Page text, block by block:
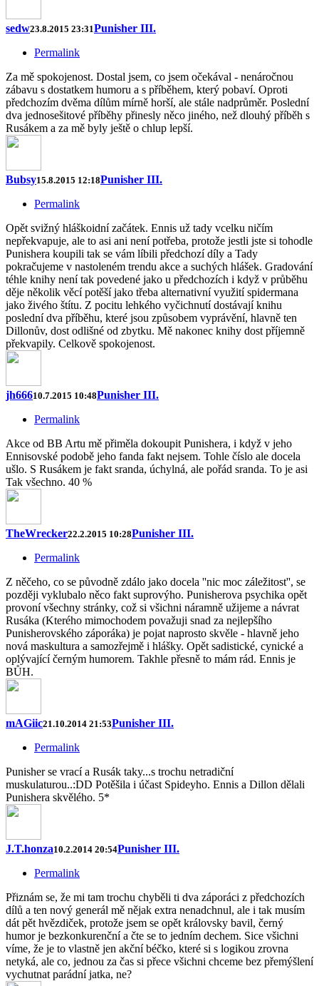
sedw23.8.2015 23:31Punisher III.
Permalink
Za mě spokojenost. Dostal jsem, co jsem očekával - nenáročnou
zábavu s dostatkem humoru a s příběhem, který pobaví. Oproti
předchozím dvěma dílům mírně horší, ale stále nadprůměr. Poslední
dva jednosešitové příběhy přinesly něco jiného, než dlouhý příběh s
Rusákem a za mě byly ještě o chlup lepší.
Bubsy15.8.2015 12:18Punisher III.
Permalink
Opět svižný hláškoidní začátek. Ennis už tady vcelku ničím
nepřekvapuje, ale to asi ani není potřeba, protože jestli jste si tohodle
Punishera koupili tak se vám líbili předchozí díly a Tady
pokračujeme v nastoleném trendu akce a suchých hlášek. Gradování
téhle knihy není tak povedené jako u předchozích i když v průběhu
děje několik věcí potěší jako třeba alternativní využití spidermana
jako živého štítu. Z pocitu lehkého vyčichnutí dostávají knihu
poslední dva příběhu, které jsou způsobem vyprávění, hlavně ten
Dillonův, dost odlišné od zbytku. Mě nakonec knihy dost příjemně
překvapily. Celkově spokojenost.
jh66610.7.2015 10:48Punisher III.
Permalink
Akce od BB Artu mě přiměla dokoupit Punishera, i když v jeho
Ennisovské podobě jeho fanda fakt nejsem. Tohle číslo ale docela
ušlo. S Rusákem je fakt sranda, úchylná, ale pořád sranda. To je asi
Tak všechno. 40 %
TheWrecker22.2.2015 10:28Punisher III.
Permalink
Z něčeho, co se původně zdálo jako docela ''nic moc záležitost'', se
později vyklubalo něco fakt suprovýho. Punisherova psychika opět
provoní všechny stránky, což si všichni náramně užijeme a návrat
Rusáka (Kterého mimochodem považuji snad za nejlepšího
Punisherovského záporáka) je pojat naprosto skvěle - hlavně jeho
nová maskultura a samozřejmě i hlášky. Opět sadistické, cynické a
oplývající černým humorem. Takhle přesně to mám rád. Ennis je
BŮH.
mAGiic21.10.2014 21:53Punisher III.
Permalink
Punisher se vrací a Rusák taky...s trochu netradiční
muskulaturou..:DD Potěšila i účast Spideyho. Ennis a Dillon dělali
Punishera skvělého. 5*
J.T.honza10.2.2014 20:54Punisher III.
Permalink
Přiznám se, že mi tam trochu chyběli ti dva záporáci z předchozích
dílů a ten nový generál mě nějak extra nenadchnul, ale i tak musím
dát pět hvězdiček, protože jsem se opět královsky bavil, černý
humor je bezkonkurenční a čte se to jedním dechem. Sice všichni
víme, že je to vlastně jen akční béčko, které si s logikou zrovna
netyká, ale co, jednou za čas si přece všichni chceme bez přemýšlení
vychutnat parádní jatka, ne?